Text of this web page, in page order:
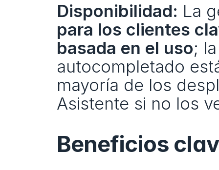
Disponibilidad: La
para los clientes
basada en el uso;
autocompletado
mayoría de los
Asistente si no los
Beneficios